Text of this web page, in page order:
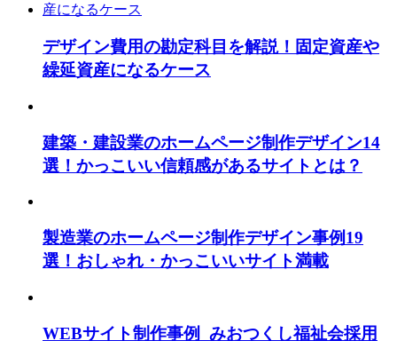
デザイン費用の勘定科目を解説！固定資産や
繰延資産になるケース
建築・建設業のホームページ制作デザイン14
選！かっこいい信頼感があるサイトとは？
製造業のホームページ制作デザイン事例19
選！おしゃれ・かっこいいサイト満載
WEBサイト制作事例_みおつくし福祉会採用